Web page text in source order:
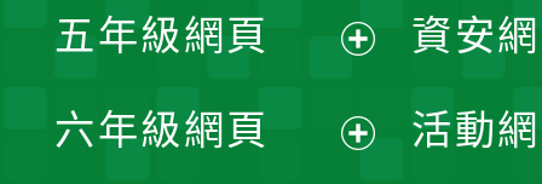
單
選
單
開
選
五年級網頁
開
六年級網頁
資安
活動